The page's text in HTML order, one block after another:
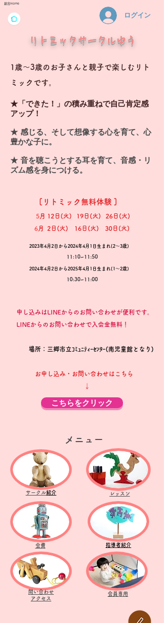
総合Home
ログイン
リトミックサークルゆう
1歳～3歳のお子さんと親子で楽しむリト
ミックです。
★「できた！」の積み重ねで自己肯定感
アップ！
★ 感じる、そして想像する心を育て、心
豊かな子に。
★ 音を聴こうとする耳を育て、音感・リ
ズム感を身につける。
[リトミック無料体験 ]
5月 12日(火) 19日(火) 26日(火)
6月 2日(火) 16日(火) 30日(火)
2023年4月2日から2024年4月1日生まれ(2～3歳)
11:10~11:50
2024年4月2日から2025年4月1日生まれ(1～2歳)
10:30~11:00
申し込みはLINEからのお問い合わせが便利です。
​ LINEからのお問い合わせで入会金無料！
場所：三郷市立ｺﾐｭﾆﾃｨｰｾﾝﾀｰ(南児童館となり )
お申し込み・お問い合わせはこちら
↓
こちらをクリック
サークル紹介 レッスン
メニュー
会費
問い合わせ
アクセス
指導者紹介
会員専用